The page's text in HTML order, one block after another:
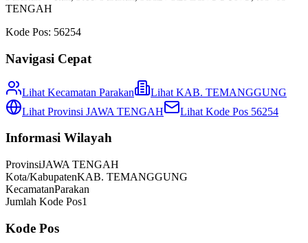
TENGAH
Kode Pos: 56254
Navigasi Cepat
Lihat Kecamatan Parakan Lihat KAB. TEMANGGUNG
Lihat Provinsi JAWA TENGAH Lihat Kode Pos 56254
Informasi Wilayah
ProvinsiJAWA TENGAH
Kota/KabupatenKAB. TEMANGGUNG
KecamatanParakan
Jumlah Kode Pos1
Kode Pos